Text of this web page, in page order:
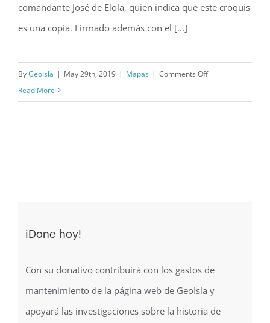
comandante José de Elola, quien indica que este croquis
es una copia. Firmado además con el [...]
ByGeoIsla | May 29th, 2019 | Mapas | Comments Offon
Read More
¡Done hoy!
Con su donativo contribuirá con los gastos de
mantenimiento de la página web de GeoIsla y
apoyará las investigaciones sobre la historia de